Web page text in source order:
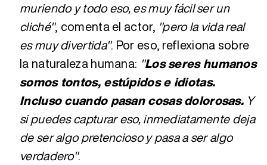
muriendo y todo eso, es muy fácil ser un
cliché", comenta el actor, "pero la vida real
es muy divertida". Por eso, reflexiona sobre
la naturaleza humana: "Los seres humanos
somos tontos, estúpidos e idiotas.
Incluso cuando pasan cosas dolorosas. Y
si puedes capturar eso, inmediatamente deja
de ser algo pretencioso y pasa a ser algo
verdadero".